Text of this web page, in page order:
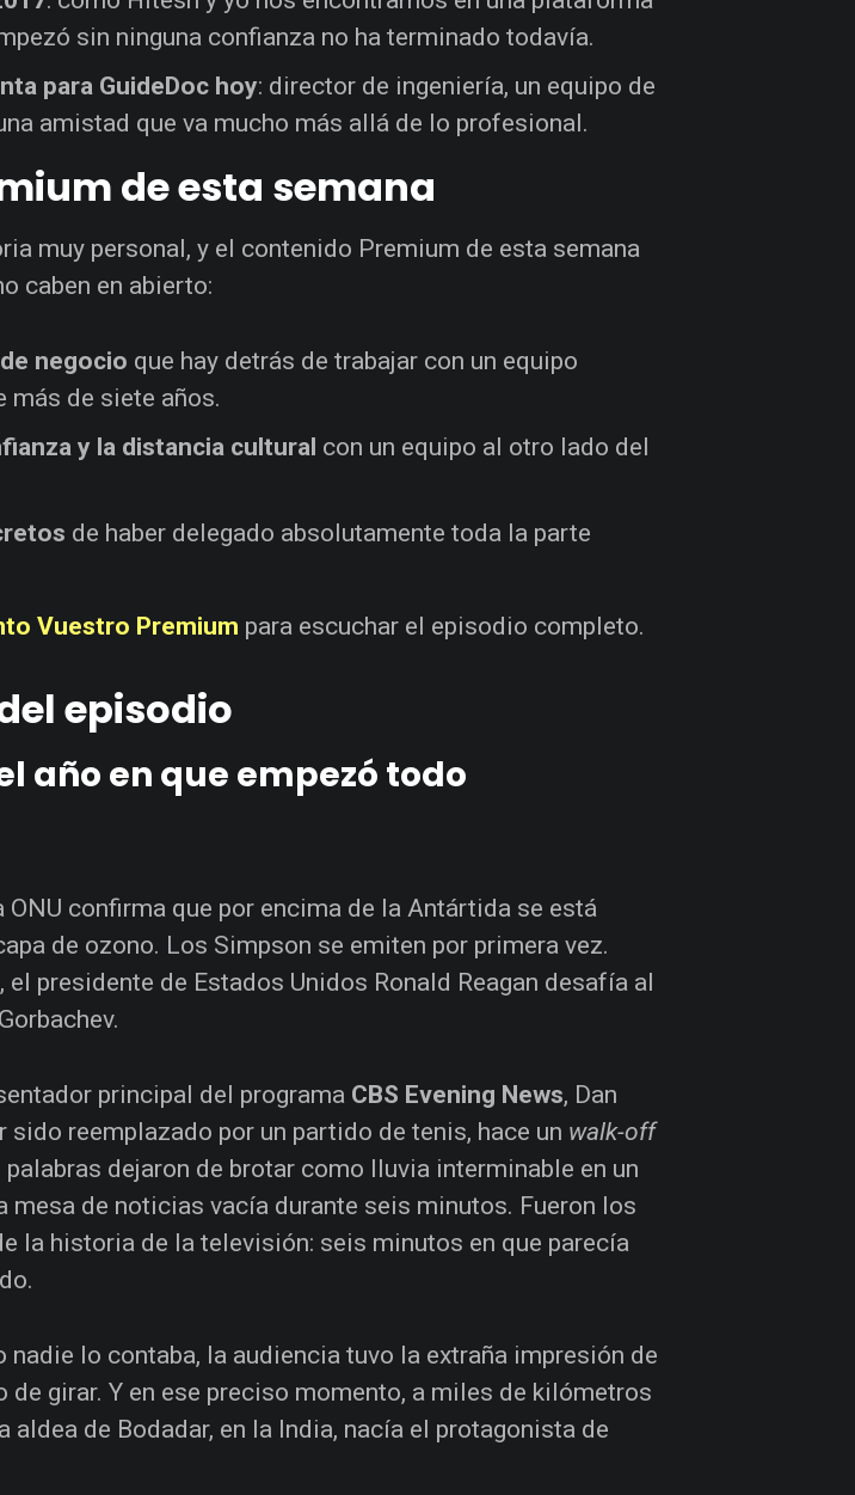
sin ninguna confianza no ha terminado todavía.
para GuideDoc hoy: director de ingeniería, un equipo de
amistad que va mucho más allá de lo profesional.
de esta semana
muy personal, y el contenido Premium de esta semana
caben en abierto:
negocio que hay detrás de trabajar con un equipo
más de siete años.
y la distancia cultural con un equipo al otro lado del
de haber delegado absolutamente toda la parte
Vuestro Premium para escuchar el episodio completo.
episodio
año en que empezó todo
ONU confirma que por encima de la Antártida se está
de ozono. Los Simpson se emiten por primera vez.
el presidente de Estados Unidos Ronald Reagan desafía al
principal del programa CBS Evening News, Dan
sido reemplazado por un partido de tenis, hace un walk-off
dejaron de brotar como lluvia interminable en un
mesa de noticias vacía durante seis minutos. Fueron los
la historia de la televisión: seis minutos en que parecía
lo contaba, la audiencia tuvo la extraña impresión de
de girar. Y en ese preciso momento, a miles de kilómetros
aldea de Bodadar, en la India, nacía el protagonista de